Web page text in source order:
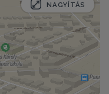
NAGYÍTÁS